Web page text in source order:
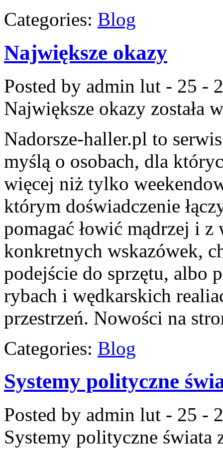
Categories: Blog
Największe okazy
Posted by admin lut - 25 -
Największe okazy została
Nadorsze-haller.pl to
myślą o osobach, dla
więcej niż tylko
którym doświadczenie
pomagać łowić mądrzej i z
konkretnych wskazówek,
podejście do sprzętu, albo
rybach i wędkarskich
przestrzeń. Nowości na
Categories: Blog
Systemy polityczne
Posted by admin lut - 25 -
Systemy polityczne świata